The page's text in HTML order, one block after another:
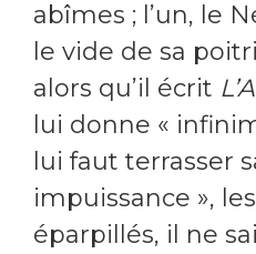
abîmes ; l’un, le
le vide de sa
alors qu’il écrit
lui donne «
lui faut terrasser
impuissance »,
éparpillés, il ne